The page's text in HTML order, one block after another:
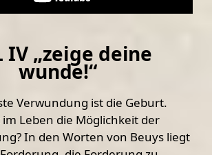
IV „zeige deine
wunde!“
Verwundung ist die Geburt.
im Leben die Möglichkeit der
In den Worten von Beuys liegt